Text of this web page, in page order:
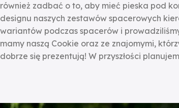
również zadbać o to, aby mieć pieska pod
designu naszych zestawów spacerowych
wariantów podczas spacerów i
mamy naszą Cookie oraz ze znajomymi,
dobrze się prezentują! W przyszłości